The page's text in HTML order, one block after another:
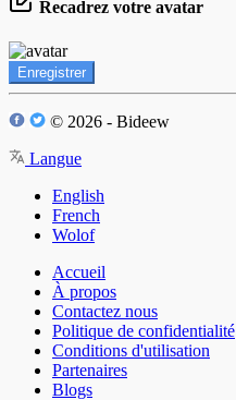
Recadrez votre avatar
Enregistrer
© 2026 - Bideew
Langue
English
French
Wolof
Accueil
À propos
Contactez nous
Politique de confidentialité
Conditions d'utilisation
Partenaires
Blogs